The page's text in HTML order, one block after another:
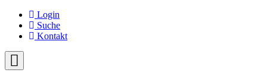
Login
Suche
Kontakt